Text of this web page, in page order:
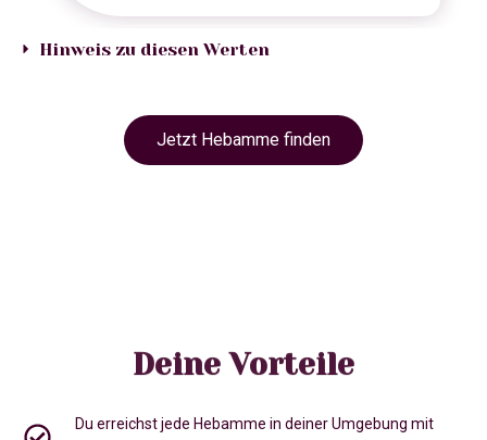
Hinweis zu diesen Werten
Jetzt Hebamme finden
Deine Vorteile
Du erreichst jede Hebamme in deiner Umgebung mit